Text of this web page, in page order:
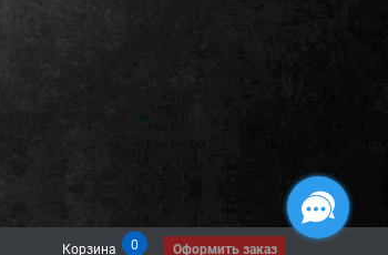
Корзина 0 Оформить заказ